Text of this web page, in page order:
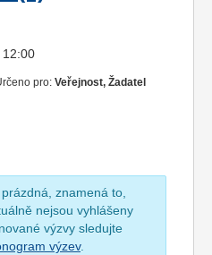
12:00
pro: Veřejnost, Žadatel
znamená to,
nejsou vyhlášeny
výzvy sledujte
výzev.